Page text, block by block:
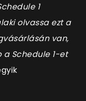
1
olvassa ezt a
van,
a Schedule 1-et